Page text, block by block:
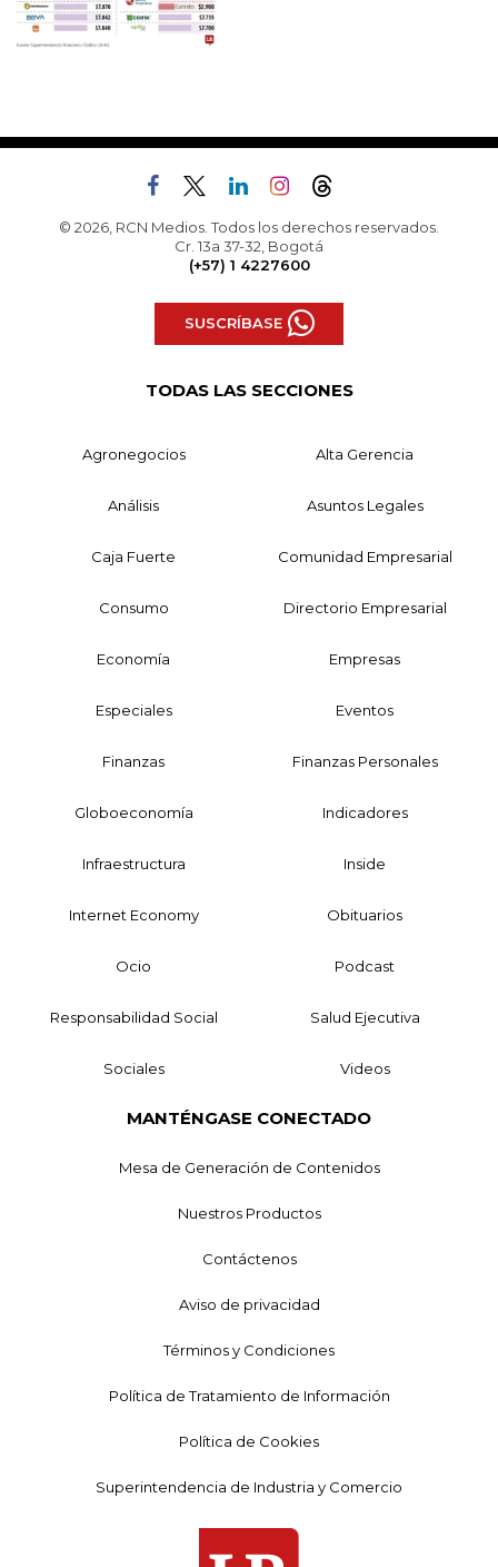
© 2026, RCN Medios. Todos los derechos reservados.
Cr. 13a 37-32, Bogotá
(+57) 1 4227600
SUSCRÍBASE
TODAS LAS SECCIONES
Agronegocios Alta Gerencia
Análisis Asuntos Legales
Caja Fuerte Comunidad Empresarial
Consumo Directorio Empresarial
Economía Empresas
Especiales Eventos
Finanzas Finanzas Personales
Globoeconomía Indicadores
Infraestructura Inside
Internet Economy Obituarios
Ocio Podcast
Responsabilidad Social Salud Ejecutiva
Sociales Videos
MANTÉNGASE CONECTADO
Mesa de Generación de Contenidos
Nuestros Productos
Contáctenos
Aviso de privacidad
Términos y Condiciones
Política de Tratamiento de Información
Política de Cookies
Superintendencia de Industria y Comercio